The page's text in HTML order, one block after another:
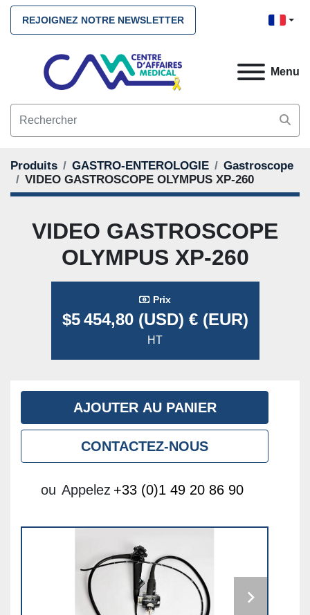
REJOIGNEZ NOTRE NEWSLETTER
Menu
Produits GASTRO-ENTEROLOGIE
Gastroscope
VIDEO GASTROSCOPE OLYMPUS XP-260
VIDEO GASTROSCOPE
OLYMPUS XP-260
Prix
$5 454,80 (USD) € (EUR)
HT
AJOUTER AU PANIER
CONTACTEZ-NOUS
ou Appelez +33 (0)1 49 20 86 90